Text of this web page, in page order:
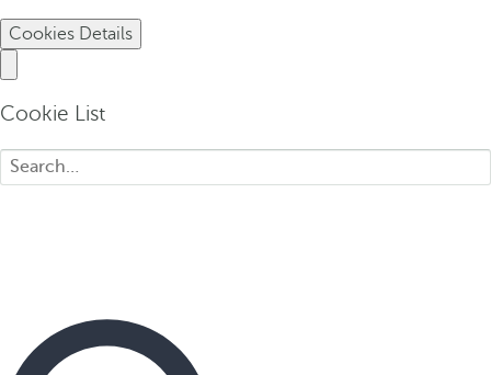
Cookies Details
Cookie List